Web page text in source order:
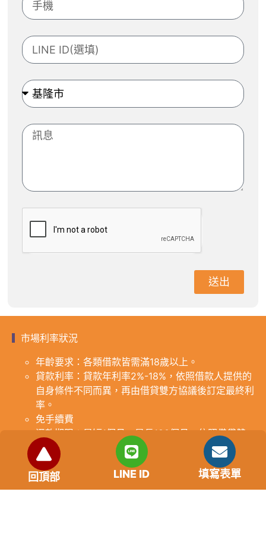
送出
市場利率狀況
年齡要求：各類借款皆需滿18歲以上。
貸款利率：貸款年利率2%-18%，依照借款人提供的
自身條件不同而異，再由借貸雙方協議後訂定最終利
率。
免手續費
還款期限：最短1個月，最長180個月，依照借貸雙
方協議而訂。
範例試算：小明急需現金10萬元，經多方比較利率
後選定金主，雙方簽定於36個月內須還清借款，年
利率12%計算，每月利息1000元，無須手續費。
回頂部 LINE ID 填寫表單